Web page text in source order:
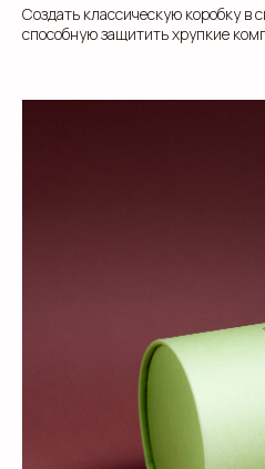
Создать классическую коробку в
способную защитить хрупкие